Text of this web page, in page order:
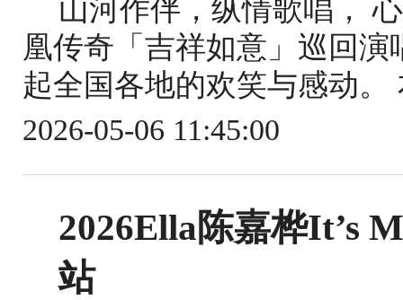
山河作伴，纵情歌唱，
凰传奇「吉祥如意」巡回
起全国各地的欢笑与感动
2026-05-06 11:45:00
2026Ella陈嘉桦It’s
站